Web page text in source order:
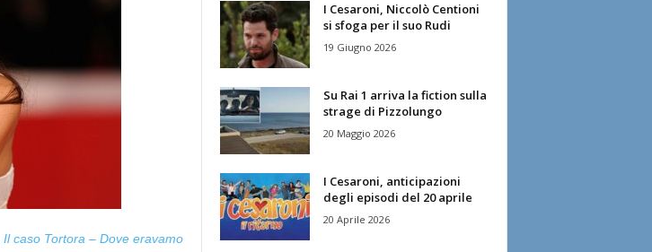
Il caso Tortora – Dove eravamo
I Cesaroni, Niccolò Centioni
si sfoga per il suo Rudi
19 Giugno 2026
Su Rai 1 arriva la fiction sulla
strage di Pizzolungo
20 Maggio 2026
I Cesaroni, anticipazioni
degli episodi del 20 aprile
20 Aprile 2026